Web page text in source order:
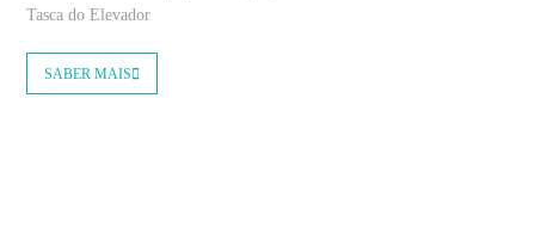
Tasca do Elevador
SABER MAIS